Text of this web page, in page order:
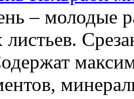
– молодые